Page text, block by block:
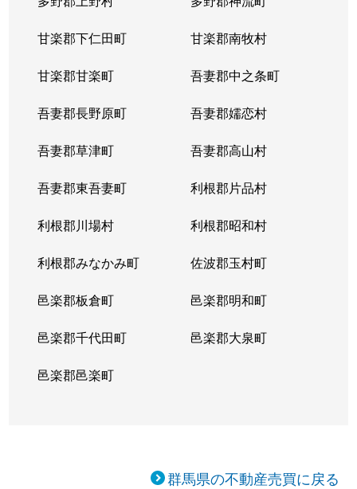
甘楽郡下仁田町 甘楽郡南牧村
甘楽郡甘楽町 吾妻郡中之条町
吾妻郡長野原町 吾妻郡嬬恋村
吾妻郡草津町 吾妻郡高山村
吾妻郡東吾妻町 利根郡片品村
利根郡川場村 利根郡昭和村
利根郡みなかみ町 佐波郡玉村町
邑楽郡板倉町 邑楽郡明和町
邑楽郡千代田町 邑楽郡大泉町
邑楽郡邑楽町
群馬県の不動産売買に戻る